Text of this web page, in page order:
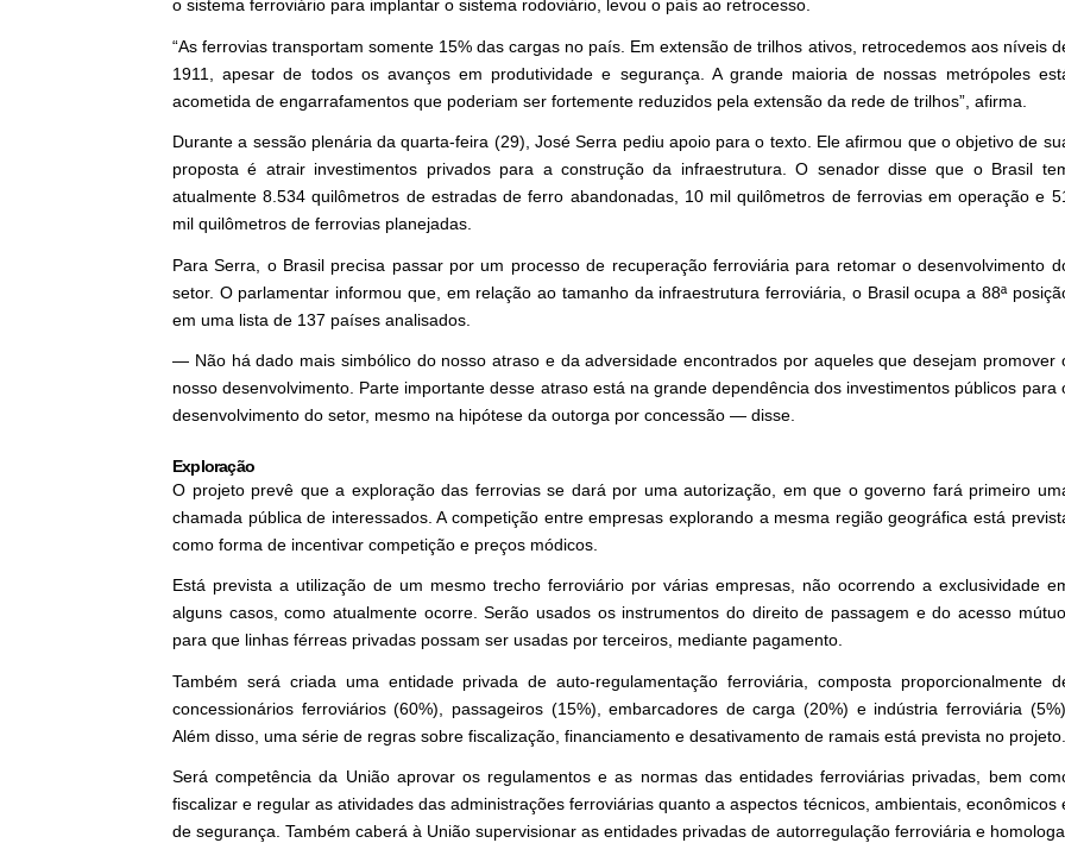
o sistema ferroviário para implantar o sistema rodoviário, levou o país ao retrocesso.
“As ferrovias transportam somente 15% das cargas no país. Em extensão de trilhos ativos, retrocedemos aos níveis
1911, apesar de todos os avanços em produtividade e segurança. A grande maioria de nossas metrópoles
acometida de engarrafamentos que poderiam ser fortemente reduzidos pela extensão da rede de trilhos”, afirma.
Durante a sessão plenária da quarta-feira (29), José Serra pediu apoio para o texto. Ele afirmou que o objetivo de
proposta é atrair investimentos privados para a construção da infraestrutura. O senador disse que o Brasil
atualmente 8.534 quilômetros de estradas de ferro abandonadas, 10 mil quilômetros de ferrovias em operação e
mil quilômetros de ferrovias planejadas.
Para Serra, o Brasil precisa passar por um processo de recuperação ferroviária para retomar o desenvolvimento
setor. O parlamentar informou que, em relação ao tamanho da infraestrutura ferroviária, o Brasil ocupa a 88ª
em uma lista de 137 países analisados.
— Não há dado mais simbólico do nosso atraso e da adversidade encontrados por aqueles que desejam promover
nosso desenvolvimento. Parte importante desse atraso está na grande dependência dos investimentos públicos para
desenvolvimento do setor, mesmo na hipótese da outorga por concessão — disse.
Exploração
O projeto prevê que a exploração das ferrovias se dará por uma autorização, em que o governo fará primeiro
chamada pública de interessados. A competição entre empresas explorando a mesma região geográfica está
como forma de incentivar competição e preços módicos.
Está prevista a utilização de um mesmo trecho ferroviário por várias empresas, não ocorrendo a exclusividade
alguns casos, como atualmente ocorre. Serão usados os instrumentos do direito de passagem e do acesso
para que linhas férreas privadas possam ser usadas por terceiros, mediante pagamento.
Também será criada uma entidade privada de auto-regulamentação ferroviária, composta proporcionalmente
concessionários ferroviários (60%), passageiros (15%), embarcadores de carga (20%) e indústria ferroviária (5%).
Além disso, uma série de regras sobre fiscalização, financiamento e desativamento de ramais está prevista no projeto.
Será competência da União aprovar os regulamentos e as normas das entidades ferroviárias privadas, bem
fiscalizar e regular as atividades das administrações ferroviárias quanto a aspectos técnicos, ambientais, econômicos
de segurança. Também caberá à União supervisionar as entidades privadas de autorregulação ferroviária e